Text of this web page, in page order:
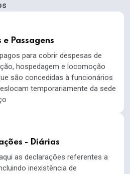
e Passagens
para cobrir despesas de
hospedagem e locomoção
são concedidas à funcionários
temporariamente da sede
- Diárias
as declarações referentes a
inexistência de